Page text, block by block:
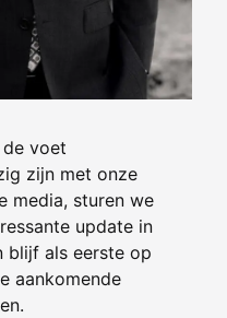
voet
zijn met onze
media, sturen we
update in
blijf als eerste op
aankomende